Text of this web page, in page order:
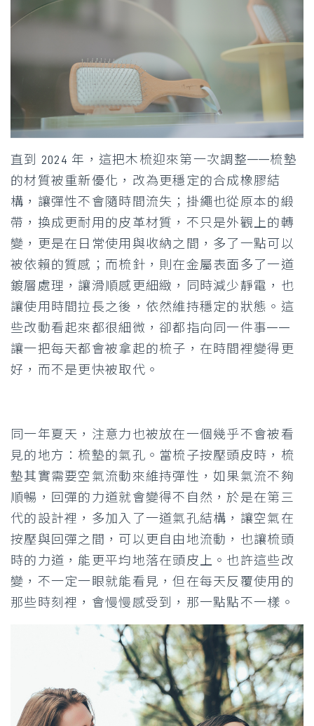
直到 2024 年，這把木梳迎來第一次調整——梳墊
的材質被重新優化，改為更穩定的合成橡膠結
構，讓彈性不會隨時間流失；掛繩也從原本的緞
帶，換成更耐用的皮革材質，不只是外觀上的轉
變，更是在日常使用與收納之間，多了一點可以
被依賴的質感；而梳針，則在金屬表面多了一道
鍍層處理，讓滑順感更細緻，同時減少靜電，也
讓使用時間拉長之後，依然維持穩定的狀態。這
些改動看起來都很細微，卻都指向同一件事——
讓一把每天都會被拿起的梳子，在時間裡變得更
好，而不是更快被取代。
同一年夏天，注意力也被放在一個幾乎不會被看
見的地方：梳墊的氣孔。當梳子按壓頭皮時，梳
墊其實需要空氣流動來維持彈性，如果氣流不夠
順暢，回彈的力道就會變得不自然，於是在第三
代的設計裡，多加入了一道氣孔結構，讓空氣在
按壓與回彈之間，可以更自由地流動，也讓梳頭
時的力道，能更平均地落在頭皮上。也許這些改
變，不一定一眼就能看見，但在每天反覆使用的
那些時刻裡，會慢慢感受到，那一點點不一樣。